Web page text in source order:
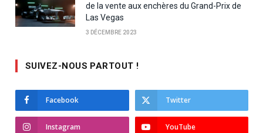
de la vente aux enchères du Grand-Prix de
Las Vegas
3 DÉCEMBRE 2023
SUIVEZ-NOUS PARTOUT !
Facebook Twitter
Instagram YouTube